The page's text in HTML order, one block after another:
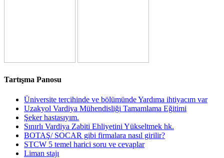
Tartışma Panosu
Üniversite tercihinde ve bölümünde Yardıma ihtiyacım var
Uzakyol Vardiya Mühendisliği Tamamlama Eğitimi
Şeker hastasıyım.
Sınırlı Vardiya Zabiti Ehliyetini Yükseltmek hk.
BOTAŞ/ SOCAR gibi firmalara nasıl girilir?
STCW 5 temel harici soru ve cevaplar
Liman stajı